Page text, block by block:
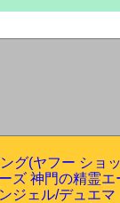
グ(ヤフー ショ
ズ 神門の精霊
ジェル/デュエマ